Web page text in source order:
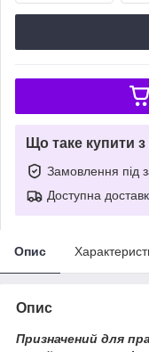
Що таке купити
Замовлення під
Доступна
Опис
Опис
Призначений для